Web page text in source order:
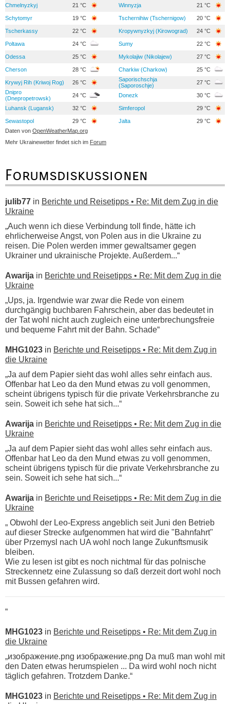
Chmelnyzkyj 21 °C Winnyzja 21 °C
Schytomyr 19 °C Tschernihiw (Tschernigow) 20 °C
Tscherkassy 22 °C Kropywnyzkyj (Kirowograd) 24 °C
Poltawa 24 °C Sumy 22 °C
Odessa 25 °C Mykolajiw (Nikolajew) 27 °C
Cherson 28 °C Charkiw (Charkow) 25 °C
Krywyj Rih (Kriwoj Rog) 26 °C
Saporischschja
(Saporoschje)
27 °C
Dnipro
(Dnepropetrowsk)
24 °C Donezk 30 °C
Luhansk (Lugansk) 32 °C Simferopol 29 °C
Sewastopol 29 °C Jalta
29 °C
Daten von OpenWeatherMap.org
Mehr Ukrainewetter findet sich im Forum
Forumsdiskussionen
julib77 in Berichte und Reisetipps • Re: Mit dem Zug in die
Ukraine
„Auch wenn ich diese Verbindung toll finde, hätte ich
ehrlicherweise Angst, von Polen aus in die Ukraine zu
reisen. Die Polen werden immer gewaltsamer gegen
Ukrainer und ukrainische Projekte. Außerdem...“
Awarija in Berichte und Reisetipps • Re: Mit dem Zug in die
Ukraine
„Ups, ja. Irgendwie war zwar die Rede von einem
durchgängig buchbaren Fahrschein, aber das bedeutet in
der Tat wohl nicht auch zugleich eine unterbrechungsfreie
und bequeme Fahrt mit der Bahn. Schade“
MHG1023 in Berichte und Reisetipps • Re: Mit dem Zug in
die Ukraine
„Ja auf dem Papier sieht das wohl alles sehr einfach aus.
Offenbar hat Leo da den Mund etwas zu voll genommen,
scheint übrigens typisch für die private Verkehrsbranche zu
sein. Soweit ich sehe hat sich...“
Awarija in Berichte und Reisetipps • Re: Mit dem Zug in die
Ukraine
„Ja auf dem Papier sieht das wohl alles sehr einfach aus.
Offenbar hat Leo da den Mund etwas zu voll genommen,
scheint übrigens typisch für die private Verkehrsbranche zu
sein. Soweit ich sehe hat sich...“
Awarija in Berichte und Reisetipps • Re: Mit dem Zug in die
Ukraine
„ Obwohl der Leo-Express angeblich seit Juni den Betrieb
auf dieser Strecke aufgenommen hat wird die "Bahnfahrt"
über Przemysl nach UA wohl noch lange Zukunftsmusik
bleiben.
Wie zu lesen ist gibt es noch nichtmal für das polnische
Streckennetz eine Zulassung so daß derzeit dort wohl noch
mit Bussen gefahren wird.
“
MHG1023 in Berichte und Reisetipps • Re: Mit dem Zug in
die Ukraine
„изображение.png изображение.png Da muß man wohl mit
den Daten etwas herumspielen ... Da wird wohl noch nicht
täglich gefahren. Trotzdem Danke.“
MHG1023 in Berichte und Reisetipps • Re: Mit dem Zug in